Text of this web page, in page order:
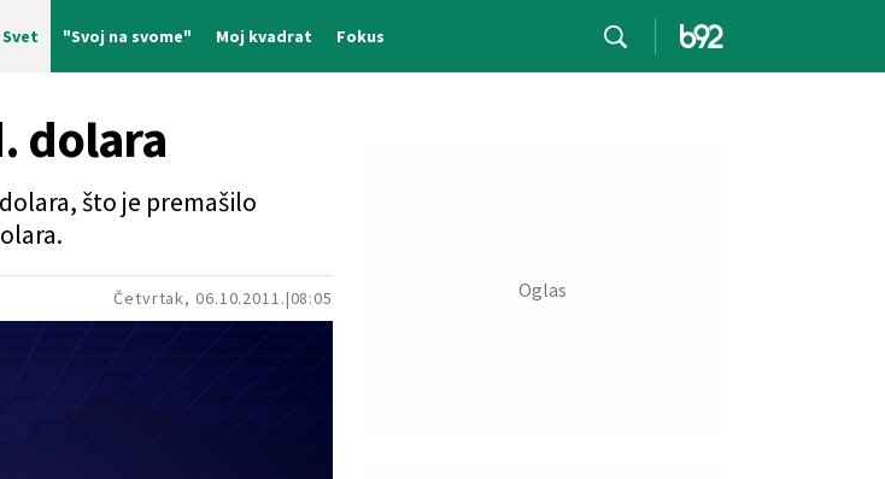
Svet "Svoj na svome" Moj kvadrat Fokus
Četvrtak, 06.10.2011. 08:05
dolara
što je premašilo